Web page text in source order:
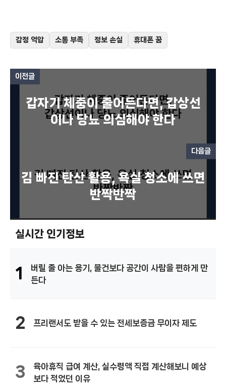
감정 억압 소통 부족 정보 손실 휴대폰 꿈
이전글
갑자기 체중이 줄어든다면, 갑상선
이나 당뇨 의심해야 한다
다음글
김 빠진 탄산 활용, 욕실 청소에 쓰면
반짝반짝
실시간 인기정보
1
버릴 줄 아는 용기, 물건보다 공간이 사람을 편하게 만
든다
2 프리랜서도 받을 수 있는 전세보증금 무이자 제도
3
육아휴직 급여 계산, 실수령액 직접 계산해보니 예상
보다 적었던 이유